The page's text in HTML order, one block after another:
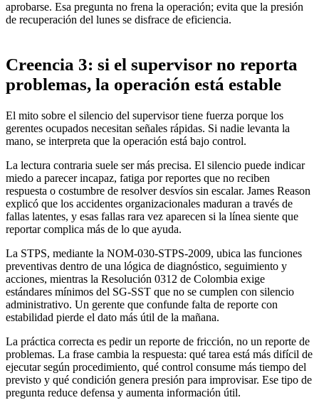
aprobarse. Esa pregunta no frena la operación; evita que la presión
de recuperación del lunes se disfrace de eficiencia.
Creencia 3: si el supervisor no reporta
problemas, la operación está estable
El mito sobre el silencio del supervisor tiene fuerza porque los
gerentes ocupados necesitan señales rápidas. Si nadie levanta la
mano, se interpreta que la operación está bajo control.
La lectura contraria suele ser más precisa. El silencio puede indicar
miedo a parecer incapaz, fatiga por reportes que no reciben
respuesta o costumbre de resolver desvíos sin escalar. James Reason
explicó que los accidentes organizacionales maduran a través de
fallas latentes, y esas fallas rara vez aparecen si la línea siente que
reportar complica más de lo que ayuda.
La STPS, mediante la NOM-030-STPS-2009, ubica las funciones
preventivas dentro de una lógica de diagnóstico, seguimiento y
acciones, mientras la Resolución 0312 de Colombia exige
estándares mínimos del SG-SST que no se cumplen con silencio
administrativo. Un gerente que confunde falta de reporte con
estabilidad pierde el dato más útil de la mañana.
La práctica correcta es pedir un reporte de fricción, no un reporte de
problemas. La frase cambia la respuesta: qué tarea está más difícil de
ejecutar según procedimiento, qué control consume más tiempo del
previsto y qué condición genera presión para improvisar. Ese tipo de
pregunta reduce defensa y aumenta información útil.